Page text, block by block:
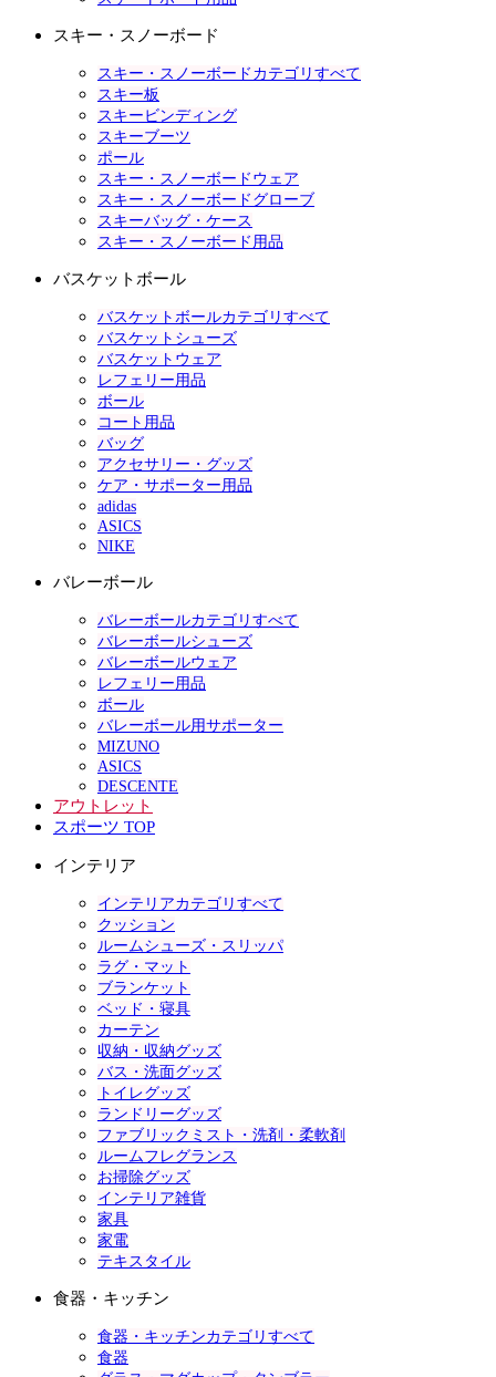
スキー・スノーボード
スキー・スノーボードカテゴリすべて
スキー板
スキービンディング
スキーブーツ
ポール
スキー・スノーボードウェア
スキー・スノーボードグローブ
スキーバッグ・ケース
スキー・スノーボード用品
バスケットボール
バスケットボールカテゴリすべて
バスケットシューズ
バスケットウェア
レフェリー用品
ボール
コート用品
バッグ
アクセサリー・グッズ
ケア・サポーター用品
adidas
ASICS
NIKE
バレーボール
バレーボールカテゴリすべて
バレーボールシューズ
バレーボールウェア
レフェリー用品
ボール
バレーボール用サポーター
MIZUNO
ASICS
DESCENTE
アウトレット
スポーツ TOP
インテリア
インテリアカテゴリすべて
クッション
ルームシューズ・スリッパ
ラグ・マット
ブランケット
ベッド・寝具
カーテン
収納・収納グッズ
バス・洗面グッズ
トイレグッズ
ランドリーグッズ
ファブリックミスト・洗剤・柔軟剤
ルームフレグランス
お掃除グッズ
インテリア雑貨
家具
家電
テキスタイル
食器・キッチン
食器・キッチンカテゴリすべて
食器